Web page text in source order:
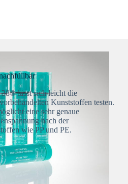
lässt sich leicht die
Kunststoffen testen.
eine sehr genaue
nach der
wie PP und PE.